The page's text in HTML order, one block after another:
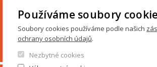
ies@fsv.cuni.cz
GDPR
Používáme soubory
Soubory cookies používáme podle našich
ochrany osobních údajů.
Nezbytné cookies